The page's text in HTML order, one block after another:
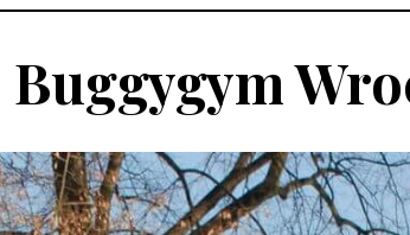
Buggygym